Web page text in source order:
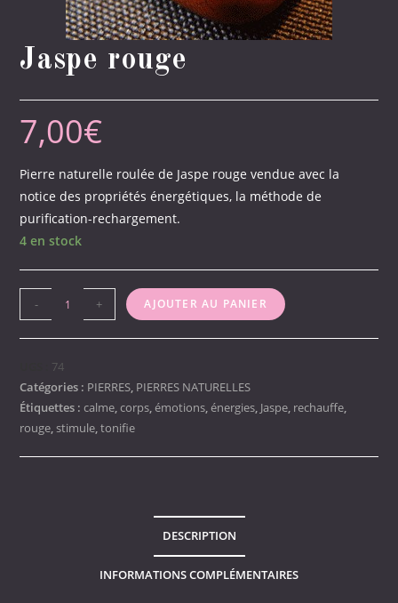
Jaspe rouge
7,00€
Pierre naturelle roulée de Jaspe rouge vendue avec la
notice des propriétés énergétiques, la méthode de
purification-rechargement.
4 en stock
quantité
de
Jaspe
rouge
- + AJOUTER AU PANIER
74
Catégories : PIERRES, PIERRES NATURELLES
Étiquettes :calme,corps,émotions,énergies, Jaspe, rechauffe,
rouge,stimule,tonifie
DESCRIPTION
INFORMATIONS COMPLÉMENTAIRES